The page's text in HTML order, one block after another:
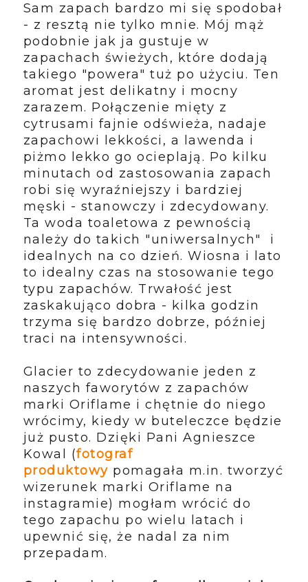
Sam zapach bardzo mi się spodobał
- z resztą nie tylko mnie. Mój mąż
podobnie jak ja gustuje w
zapachach świeżych, które dodają
takiego "powera" tuż po użyciu. Ten
aromat jest delikatny i mocny
zarazem. Połączenie mięty z
cytrusami fajnie odświeża, nadaje
zapachowi lekkości, a lawenda i
piżmo lekko go ocieplają. Po kilku
minutach od zastosowania zapach
robi się wyraźniejszy i bardziej
męski - stanowczy i zdecydowany.
Ta woda toaletowa z pewnością
należy do takich "uniwersalnych" i
idealnych na co dzień. Wiosna i lato
to idealny czas na stosowanie tego
typu zapachów. Trwałość jest
zaskakująco dobra - kilka godzin
trzyma się bardzo dobrze, później
traci na intensywności.
Glacier to zdecydowanie jeden z
naszych faworytów z zapachów
marki Oriflame i chętnie do niego
wrócimy, kiedy w buteleczce będzie
już pusto. Dzięki Pani Agnieszce
Kowal (fotograf
produktowy pomagała m.in. tworzyć
wizerunek marki Oriflame na
instagramie) mogłam wrócić do
tego zapachu po wielu latach i
upewnić się, że nadal za nim
przepadam.